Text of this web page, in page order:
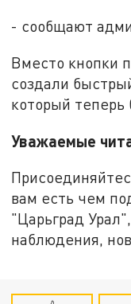
- сообщают
Вместо кнопки
создали
который теперь
Уважаемые
вам есть чем
"Царьград
наблюдения,